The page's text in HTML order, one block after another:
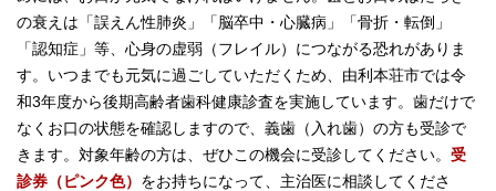
の衰えは「誤えん性肺炎」「脳卒中・心臓病」「骨折・転倒」
「認知症」等、心身の虚弱（フレイル）につながる恐れがありま
す。いつまでも元気に過ごしていただくため、由利本荘市では令
和3年度から後期高齢者歯科健康診査を実施しています。歯だけで
なくお口の状態を確認しますので、義歯（入れ歯）の方も受診で
きます。対象年齢の方は、ぜひこの機会に受診してください。 受
診券（ピンク色） をお持ちになって、主治医に相談してくださ